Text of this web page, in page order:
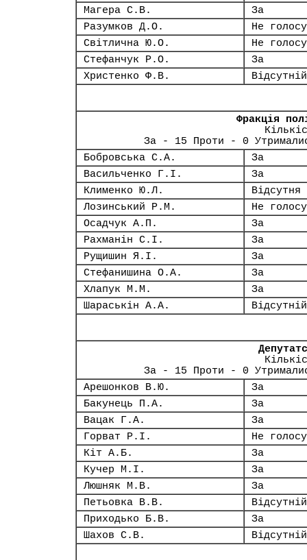
Магера С.В.
За
Разумков Д.О.
Не
Світлична Ю.О.
Не
Стефанчук Р.О.
За
Христенко Ф.В.
Відсутній
Фракція
За - 15 Проти - 0
Бобровська С.А.
За
Васильченко Г.І.
За
Клименко Ю.Л.
Відсутня
Лозинський Р.М.
Не
Осадчук А.П.
За
Рахманін С.І.
За
Рущишин Я.І.
За
Стефанишина О.А.
За
Хлапук М.М.
За
Шараськін А.А.
Відсутній
За - 15 Проти - 0
Арешонков В.Ю.
За
Бакунець П.А.
За
Вацак Г.А.
За
Горват Р.І.
Не
Кіт А.Б.
За
Кучер М.І.
За
Люшняк М.В.
За
Петьовка В.В.
Відсутній
Приходько Б.В.
За
Шахов С.В.
Відсутній